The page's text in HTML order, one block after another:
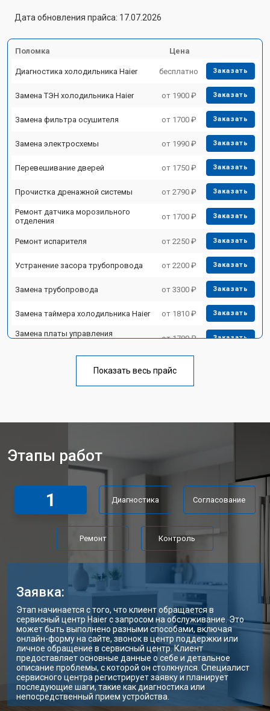
Дата обновления прайса: 17.07.2026
Поломка Цена
Диагностика холодильника Haier бесплатно Заказать
Замена ТЭН холодильника Haier от 1900 ₽ Заказать
Замена фильтра осушителя от 1700 ₽ Заказать
Замена электросхемы от 1990 ₽ Заказать
Перевешивание дверей от 1750 ₽ Заказать
Прочистка дренажной системы от 2790 ₽ Заказать
Ремонт датчика морозильного
отделения
от 1700 ₽ Заказать
Ремонт испарителя от 2250 ₽ Заказать
Устранение засора трубопровода от 2200 ₽ Заказать
Замена трубопровода от 3300 ₽ Заказать
Замена таймера холодильника Haier от 1810 ₽ Заказать
Замена платы управления
от 1700 ₽ Заказать
Ремонт/замена датчика
Замена термостата от 1700 ₽
Замена нагревателя испарителя
Замена реле холодильника Haier от 2550 ₽ Заказать
Устранение утечки хладагента
Показать весь прайс
Этапы работ
1 Диагностика Согласование
Ремонт Контроль
Заявка:
Этап начинается с того, что клиент обращается в
сервисный центр Haier с запросом на обслуживание. Это
может быть выполнено разными способами, включая
онлайн-форму на сайте, звонок в центр поддержки или
личное обращение в сервисный центр. Клиент
предоставляет основные данные о себе и детальное
описание проблемы, с которой он столкнулся. Специалист
сервисного центра регистрирует заявку и планирует
последующие шаги, такие как диагностика или
непосредственный прием устройства.